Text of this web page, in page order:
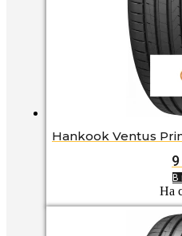
Hankook Ventus
В
На